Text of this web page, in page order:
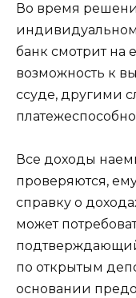
Во время
банк смотрит на
возможность к
ссуде, другими
Все доходы
проверяются,
справку о
может
по открытым
основании